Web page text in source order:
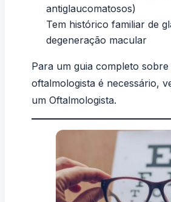
antiglaucomatosos)
Tem histórico familiar de
degeneração macular
Para um guia completo
oftalmologista é necessário,
um Oftalmologista.